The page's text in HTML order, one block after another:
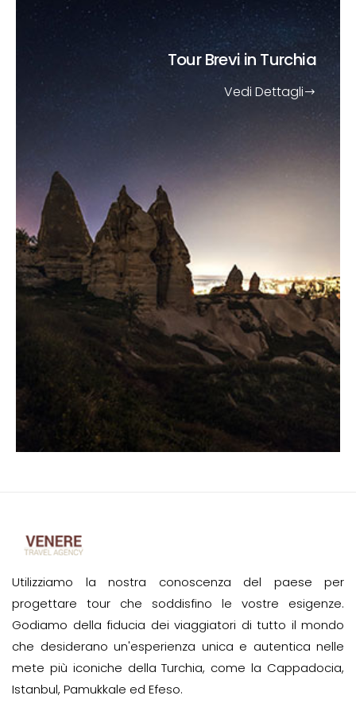
Tour Brevi in Turchia
Vedi Dettagli
Utilizziamo la nostra conoscenza del paese per
progettare tour che soddisfino le vostre esigenze.
Godiamo della fiducia dei viaggiatori di tutto il mondo
che desiderano un'esperienza unica e autentica nelle
mete più iconiche della Turchia, come la Cappadocia,
Istanbul, Pamukkale ed Efeso.